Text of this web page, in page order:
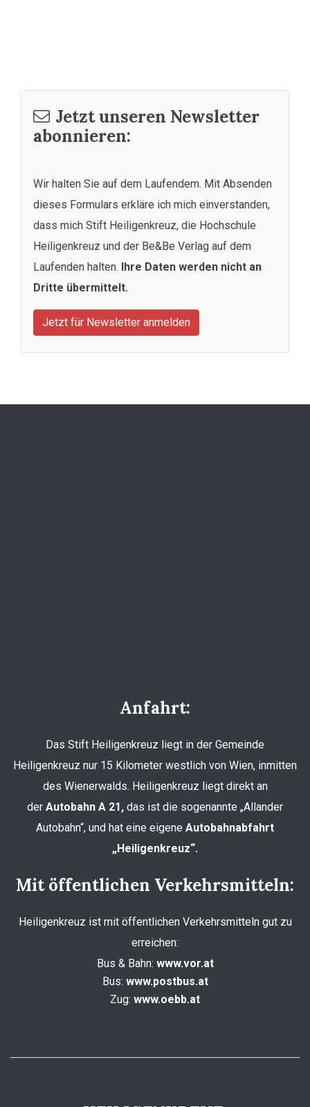
Jetzt unseren Newsletter
abonnieren:
Wir halten Sie auf dem Laufendem. Mit Absenden
dieses Formulars erkläre ich mich einverstanden,
dass mich Stift Heiligenkreuz, die Hochschule
Heiligenkreuz und der Be&Be Verlag auf dem
Laufenden halten. Ihre Daten werden nicht an
Dritte übermittelt.
Jetzt für Newsletter anmelden
Anfahrt:
Das Stift Heiligenkreuz liegt in der Gemeinde
Heiligenkreuz nur 15 Kilometer westlich von Wien, inmitten
des Wienerwalds. Heiligenkreuz liegt direkt an
der Autobahn A 21, das ist die sogenannte „Allander
Autobahn“, und hat eine eigene Autobahnabfahrt
„Heiligenkreuz“.
Mit öffentlichen Verkehrsmitteln:
Heiligenkreuz ist mit öffentlichen Verkehrsmitteln gut zu
erreichen:
Bus & Bahn: www.vor.at
Bus: www.postbus.at
Zug: www.oebb.at